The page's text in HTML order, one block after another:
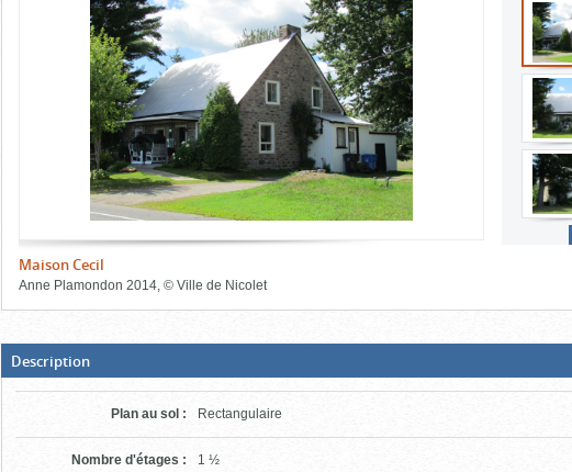
contenu)
le
contenu)
l'onglet
Maison Cecil
Anne Plamondon 2014 © Ville de Nicolet
bloc
d'onglets
Description(Boite
ouverte,
cliquer
pour
fermer)
Plan au sol : Rectangulaire
Nombre d'étages : 1 ½